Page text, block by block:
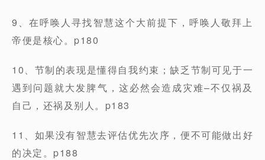
9、在呼唤人寻找智慧这个大前提下，呼唤人敬拜上
帝便是核心。p180
10、节制的表现是懂得自我约束；缺乏节制可见于一
遇到问题就大发脾气，这必然会造成灾难–不仅祸及
自己，还祸及别人。p183
11、如果没有智慧去评估优先次序，便不可能做出好
的决定。p188